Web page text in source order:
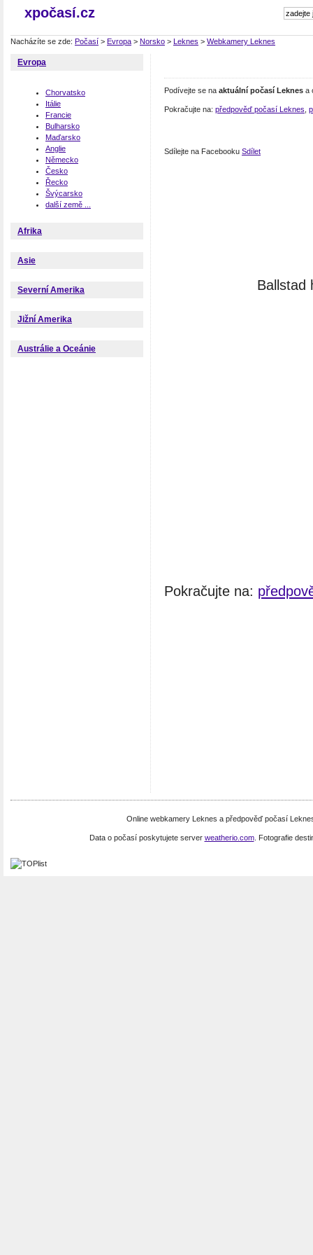
xpočasí.cz
Nacházíte se zde: Počasí > Evropa > Norsko > Leknes > Webkamery Leknes
Evropa
Chorvatsko
Itálie
Francie
Bulharsko
Maďarsko
Anglie
Německo
Česko
Řecko
Švýcarsko
další země ...
Afrika
Asie
Severní Amerika
Jižní Amerika
Austrálie a Oceánie
Podívejte se na aktuální počasí Leknes a
Pokračujte na: předpověď počasí Leknes
Sdílejte na Facebooku Sdílet
Ballstad
Pokračujte na:
Online webkamery Leknes a předpověď počasí
Data o počasí poskytujete server weatherio.com. Fotografie